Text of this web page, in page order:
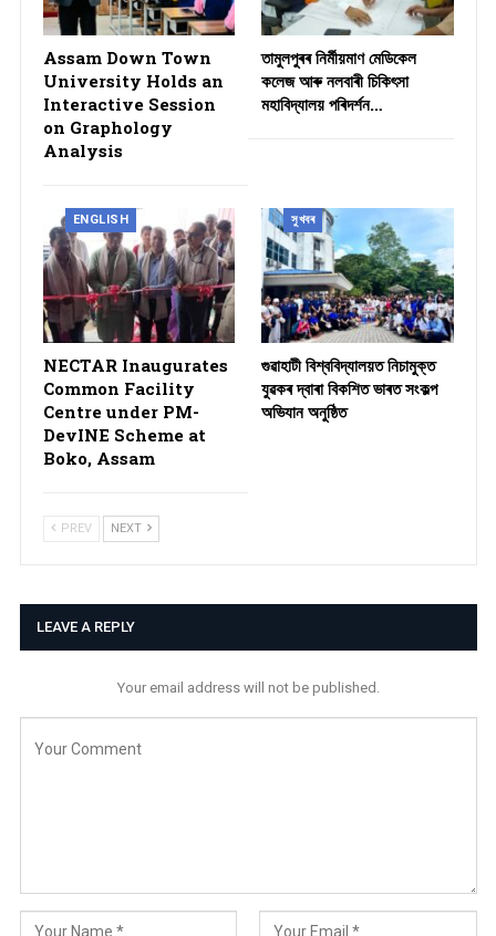
Assam Down Town
University Holds an
Interactive Session
on Graphology
Analysis
তামুলপুৰৰ নিৰ্মীয়মাণ মেডিকেল
কলেজ আৰু নলবাৰী চিকিৎসা
মহাবিদ্যালয় পৰিদৰ্শন…
ENGLISH
NECTAR Inaugurates
Common Facility
Centre under PM-
DevINE Scheme at
Boko, Assam
সুখবৰ
গুৱাহাটী বিশ্ববিদ্যালয়ত নিচামুক্ত
যুৱকৰ দ্বাৰা বিকশিত ভাৰত সংকল্প
অভিযান অনুষ্ঠিত
PREV NEXT
LEAVE A REPLY
Your email address will not be published.